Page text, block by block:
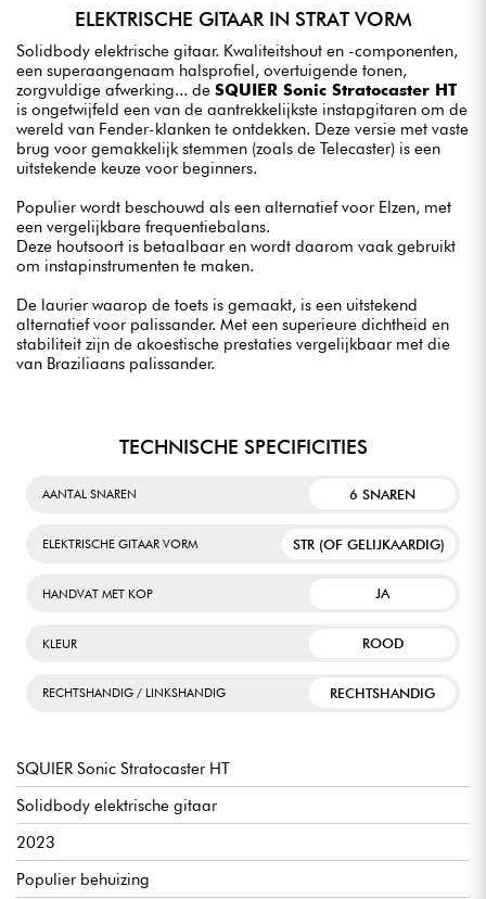
ELEKTRISCHE GITAAR IN STRAT VORM
Solidbody elektrische gitaar. Kwaliteitshout en -componenten,
een superaangenaam halsprofiel, overtuigende tonen,
zorgvuldige afwerking... de SQUIER Sonic Stratocaster HT
is ongetwijfeld een van de aantrekkelijkste instapgitaren om de
wereld van Fender-klanken te ontdekken. Deze versie met vaste
brug voor gemakkelijk stemmen (zoals de Telecaster) is een
uitstekende keuze voor beginners.
Populier wordt beschouwd als een alternatief voor Elzen, met
een vergelijkbare frequentiebalans.
Deze houtsoort is betaalbaar en wordt daarom vaak gebruikt
om instapinstrumenten te maken.
De laurier waarop de toets is gemaakt, is een uitstekend
alternatief voor palissander. Met een superieure dichtheid en
stabiliteit zijn de akoestische prestaties vergelijkbaar met die
van Braziliaans palissander.
TECHNISCHE SPECIFICITIES
AANTAL SNAREN 6 SNAREN
ELEKTRISCHE GITAAR VORM STR (OF GELIJKAARDIG)
HANDVAT MET KOP JA
KLEUR ROOD
RECHTSHANDIG / LINKSHANDIG RECHTSHANDIG
SQUIER Sonic Stratocaster HT
Solidbody elektrische gitaar
2023
Populier behuizing